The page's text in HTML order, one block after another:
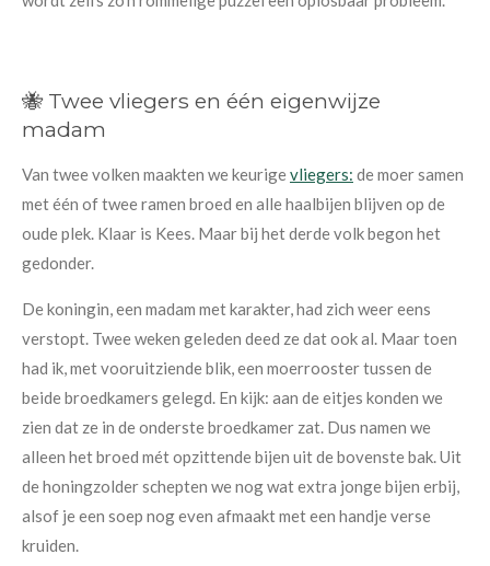
🐝 Twee vliegers en één eigenwijze
madam
Van twee volken maakten we keurigevliegers: de moer samen
met één of twee ramen broed en alle haalbijen blijven op de
oude plek. Klaar is Kees. Maar bij het derde volk begon het
gedonder.
De koningin, een madam met karakter, had zich weer eens
verstopt. Twee weken geleden deed ze dat ook al. Maar toen
had ik, met vooruitziende blik, een moerrooster tussen de
beide broedkamers gelegd. En kijk: aan de eitjes konden we
zien dat ze in de onderste broedkamer zat. Dus namen we
alleen het broed mét opzittende bijen uit de bovenste bak. Uit
de honingzolder schepten we nog wat extra jonge bijen erbij,
alsof je een soep nog even afmaakt met een handje verse
kruiden.